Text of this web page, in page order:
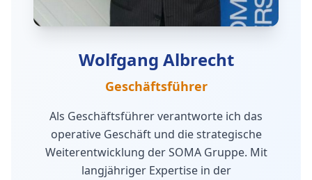
Wolfgang Albrecht
Geschäftsführer
Als Geschäftsführer verantworte ich das
operative Geschäft und die strategische
Weiterentwicklung der SOMA Gruppe. Mit
langjähriger Expertise in der